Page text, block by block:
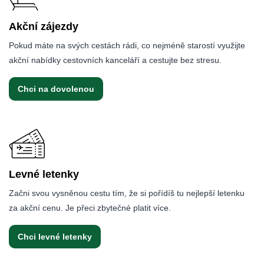
Akční zájezdy
Pokud máte na svých cestách rádi, co nejméně starostí využijte
akční nabídky cestovních kanceláří a cestujte bez stresu.
Chci na dovolenou
Levné letenky
Začni svou vysněnou cestu tím, že si pořídíš tu nejlepší letenku
za akční cenu. Je přeci zbytečné platit více.
Chci levné letenky